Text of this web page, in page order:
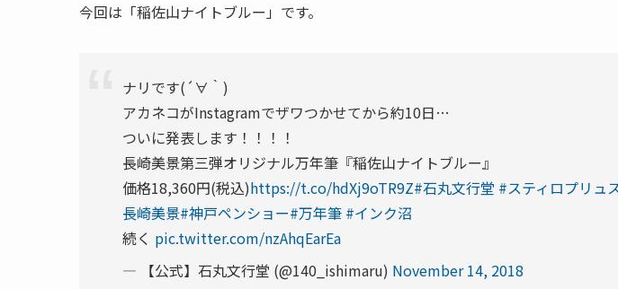
今回は「稲佐山ナイトブルー」です。
ナリです(´∀｀)
アカネコがInstagramでザワつかせてから約10日…
ついに発表します！！！！
長崎美景第三弾オリジナル万年筆『稲佐山ナイトブルー』
価格18,360円(税込)https://t.co/hdXj9oTR9Z#石丸文行堂 #スティロプリュ
長崎美景#神戸ペンショー#万年筆 #インク沼
続く pic.twitter.com/nzAhqEarEa
— 【公式】石丸文行堂 (@140_ishimaru) November 14, 2018